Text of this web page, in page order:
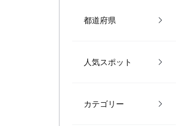
都道府県
人気スポット
カテゴリー